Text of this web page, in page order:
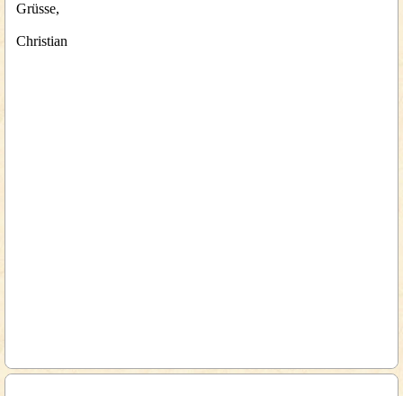
Grüsse,
Christian